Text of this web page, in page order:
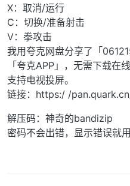
X：取消/运行
C：切换/准备射击
V：拳攻击
我用夸克网盘分享了「
「夸克APP」，无需下载在
支持电视投屏。
链接：https:/ /
解压码：神奇的bandizip
密码不会出错，显示错误就